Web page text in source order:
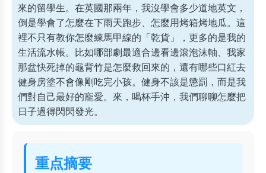
來的留學生。在英國那兩年，我沒學會多少道地英文，
倒是學會了怎麼在下雨天跑步、怎麼用烤箱烤地瓜。這
裡不只有教你怎麼練馬甲線的「乾貨」，更多的是我的
生活流水帳。比如哪部劇最適合邊看邊滾泡沫軸、我家
那盆快死掉的龜背竹是怎麼救回來的，還有哪些口紅去
健身房塗不會像剛吃完小孩。健身不該是懲罰，而是我
們對自己最好的寵愛。來，喝杯手沖，我們聊聊怎麼把
日子過得閃閃發光。
重点摘要